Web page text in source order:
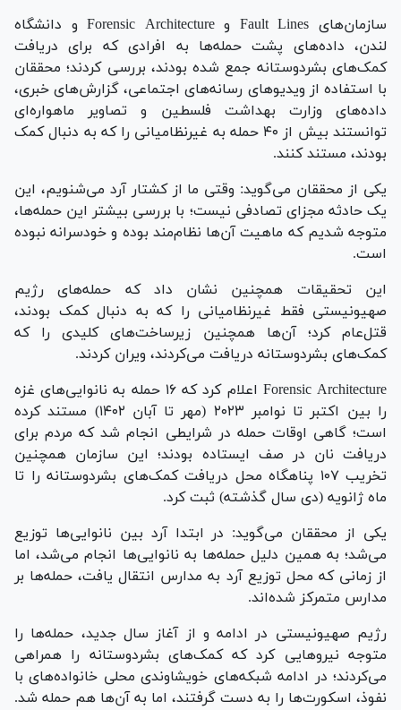
سازمان‌های Fault Lines و Forensic Architecture و دانشگاه
لندن، داده‌های پشت حمله‌ها به افرادی که برای دریافت
کمک‌های بشردوستانه جمع شده بودند، بررسی کردند؛ محققان
با استفاده از ویدیو‌های رسانه‌های اجتماعی، گزارش‌های خبری،
داده‌های وزارت بهداشت فلسطین و تصاویر ماهواره‌ای
توانستند بیش از ۴۰ حمله به غیرنظامیانی را که به دنبال کمک
بودند، مستند کنند.
یکی از محققان می‌گوید: وقتی ما از کشتار آرد می‌شنویم، این
یک حادثه مجزای تصادفی نیست؛ با بررسی بیشتر این حمله‌ها،
متوجه شدیم که ماهیت آن‌ها نظام‌مند بوده و خودسرانه نبوده
است.
این تحقیقات همچنین نشان داد که حمله‌های رژیم
صهیونیستی فقط غیرنظامیانی را که به دنبال کمک بودند،
قتل‌عام کرد؛ آن‌ها همچنین زیرساخت‌های کلیدی را که
کمک‌های بشردوستانه دریافت می‌کردند، ویران کردند.
Forensic Architecture اعلام کرد که ۱۶ حمله به نانوایی‌های غزه
را بین اکتبر تا نوامبر ۲۰۲۳ (مهر تا آبان ۱۴۰۲) مستند کرده
است؛ گاهی اوقات حمله در شرایطی انجام شد که مردم برای
دریافت نان در صف ایستاده بودند؛ این سازمان همچنین
تخریب ۱۰۷ پناهگاه محل دریافت کمک‌های بشردوستانه را تا
ماه ژانویه (دی سال گذشته) ثبت کرد.
یکی از محققان می‌گوید: در ابتدا آرد بین نانوایی‌ها توزیع
می‌شد؛ به همین دلیل حمله‌ها به نانوایی‌ها انجام می‌شد، اما
از زمانی که محل توزیع آرد به مدارس انتقال یافت، حمله‌ها بر
مدارس متمرکز شده‌اند.
رژیم صهیونیستی در ادامه و از آغاز سال جدید، حمله‌ها را
متوجه نیرو‌هایی کرد که کمک‌های بشردوستانه را همراهی
می‌کردند؛ در ادامه شبکه‌های خویشاوندی محلی خانواده‌های با
نفوذ، اسکورت‌ها را به دست گرفتند، اما به آن‌ها هم حمله شد.